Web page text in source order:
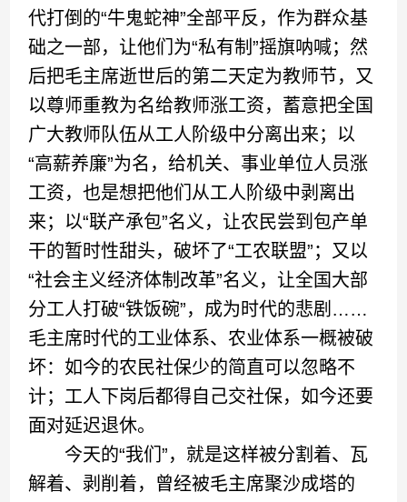
代打倒的“牛鬼蛇神”全部平反，作为群众基
础之一部，让他们为“私有制”摇旗呐喊；然
后把毛主席逝世后的第二天定为教师节，又
以尊师重教为名给教师涨工资，蓄意把全国
广大教师队伍从工人阶级中分离出来；以
“高薪养廉”为名，给机关、事业单位人员涨
工资，也是想把他们从工人阶级中剥离出
来；以“联产承包”名义，让农民尝到包产单
干的暂时性甜头，破坏了“工农联盟”；又以
“社会主义经济体制改革”名义，让全国大部
分工人打破“铁饭碗”，成为时代的悲剧……
毛主席时代的工业体系、农业体系一概被破
坏：如今的农民社保少的简直可以忽略不
计；工人下岗后都得自己交社保，如今还要
面对延迟退休。
今天的“我们”，就是这样被分割着、瓦
解着、剥削着，曾经被毛主席聚沙成塔的